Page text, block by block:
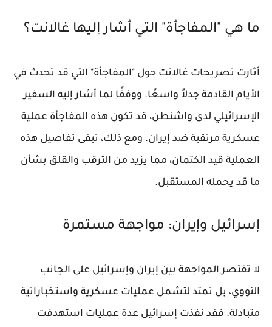
ما هي "المفاجأة" التي أشار إليها غالانت؟
أثارت تصريحات غالانت حول "المفاجأة" التي قد تحدث في
الأيام القادمة جدلاً واسعًا. ووفقًا لما أشار إليه السفير
الإسرائيلي لدى واشنطن، قد تكون هذه المفاجأة عملية
عسكرية مرتقبة ضد إيران. ومع ذلك، تبقى تفاصيل هذه
العملية قيد الكتمان، مما يزيد من الترقب والقلق بشأن
ما قد يحمله المستقبل.
إسرائيل وإيران: مواجهة مستمرة
لا تقتصر المواجهة بين إيران وإسرائيل على الجانب
النووي، بل تمتد لتشمل عمليات عسكرية واستخباراتية
متبادلة. فقد نفذت إسرائيل عدة عمليات استهدفت